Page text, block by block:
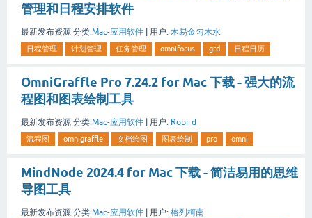
管理和日程安排软件
最新发布资源 分类:Mac-应用软件 | 用户: 木易金匀木水
日程管理 计划管理 任务管理 omnifocus gtd 日程日历
OmniGraffle Pro 7.24.2 for Mac 下载 - 强大的流
程图和图表绘制工具
最新发布资源 分类:Mac-应用软件 | 用户: Robird
流程图 omnigraffle 文档绘图 图表绘制 pro omni
MindNode 2024.4 for Mac 下载 - 简洁易用的思维
导图工具
最新发布资源 分类:Mac-应用软件 | 用户: 格列柯南